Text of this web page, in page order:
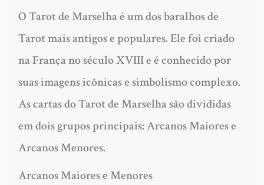
O Tarot de Marselha é um dos baralhos de
Tarot mais antigos e populares. Ele foi criado
na França no século XVIII e é conhecido por
suas imagens icônicas e simbolismo complexo.
As cartas do Tarot de Marselha são divididas
em dois grupos principais: Arcanos Maiores e
Arcanos Menores.
Arcanos Maiores e Menores